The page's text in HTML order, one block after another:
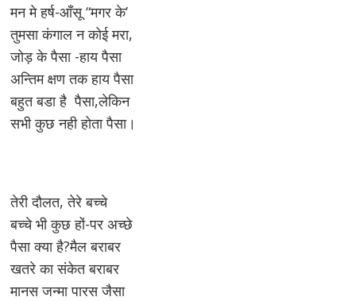
मन मे हर्ष-आँसू “मगर के’
तुमसा कंगाल न कोई मरा,
जोड़ के पैसा -हाय पैसा
अन्तिम क्षण तक हाय पैसा
बहुत बडा है पैसा,लेकिन
सभी कुछ नही होता पैसा।
तेरी दौलत, तेरे बच्चे
बच्चे भी कुछ हों-पर अच्छे
पैसा क्या है?मैल बराबर
खतरे का संकेत बराबर
मानस जन्मा पारस जैसा